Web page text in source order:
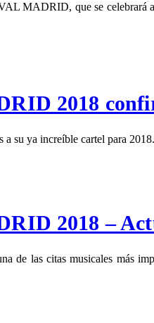
MADRID, que se celebrará
2018
ya increíble cartel para
2018 –
las citas musicales más